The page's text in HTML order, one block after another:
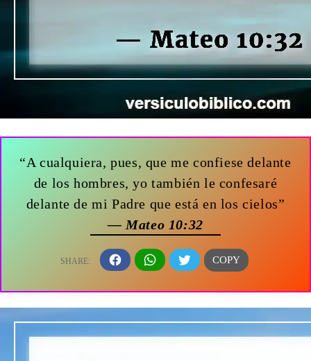
“A cualquiera, pues, que me confiese delante
de los hombres, yo también le confesaré
delante de mi Padre que está en los cielos”
— Mateo 10:32